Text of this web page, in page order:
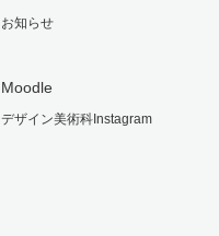
お知らせ
Moodle
デザイン美術科Instagram